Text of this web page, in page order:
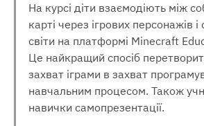
На курсі діти взаємодіють між
карті через ігрових персонажів
світи на платформі Minecraft
Це найкращий спосіб
захват іграми в захват
навчальним процесом. Також
навички самопрезентації.